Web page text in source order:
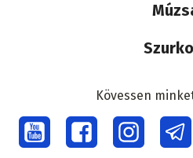
Kövessen